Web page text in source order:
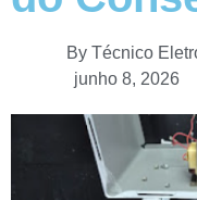
By Técnico
junho 8, 2026